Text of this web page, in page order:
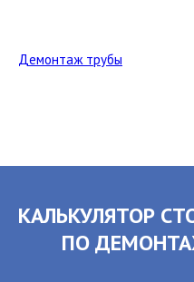
Демонтаж трубы
КАЛЬКУЛЯТОР
ПО